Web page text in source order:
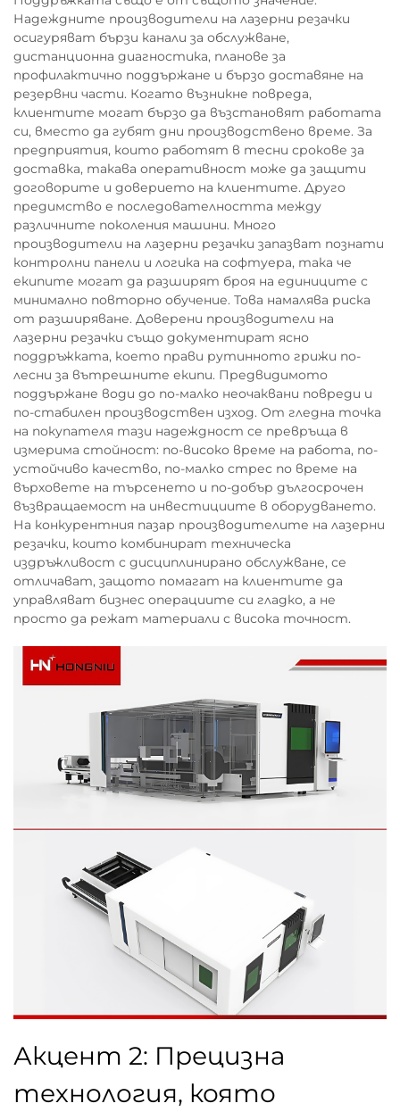
Надеждните производители на лазерни резачки
осигуряват бързи канали за обслужване,
дистанционна диагностика, планове за
профилактично поддържане и бързо доставяне на
резервни части. Когато възникне повреда,
клиентите могат бързо да възстановят работата
си, вместо да губят дни производствено време. За
предприятия, които работят в тесни срокове за
доставка, такава оперативност може да защити
договорите и доверието на клиентите. Друго
предимство е последователността между
различните поколения машини. Много
производители на лазерни резачки запазват познати
контролни панели и логика на софтуера, така че
екипите могат да разширят броя на единиците с
минимално повторно обучение. Това намалява риска
от разширяване. Доверени производители на
лазерни резачки също документират ясно
поддръжката, което прави рутинното грижи по-
лесни за вътрешните екипи. Предвидимото
поддържане води до по-малко неочаквани повреди и
по-стабилен производствен изход. От гледна точка
на покупателя тази надеждност се превръща в
измерима стойност: по-високо време на работа, по-
устойчиво качество, по-малко стрес по време на
върховете на търсенето и по-добър дългосрочен
възвращаемост на инвестициите в оборудването.
На конкурентния пазар производителите на лазерни
резачки, които комбинират техническа
издръжливост с дисциплинирано обслужване, се
отличават, защото помагат на клиентите да
управляват бизнес операциите си гладко, а не
просто да режат материали с висока точност.
Акцент 2: Прецизна
технология, която